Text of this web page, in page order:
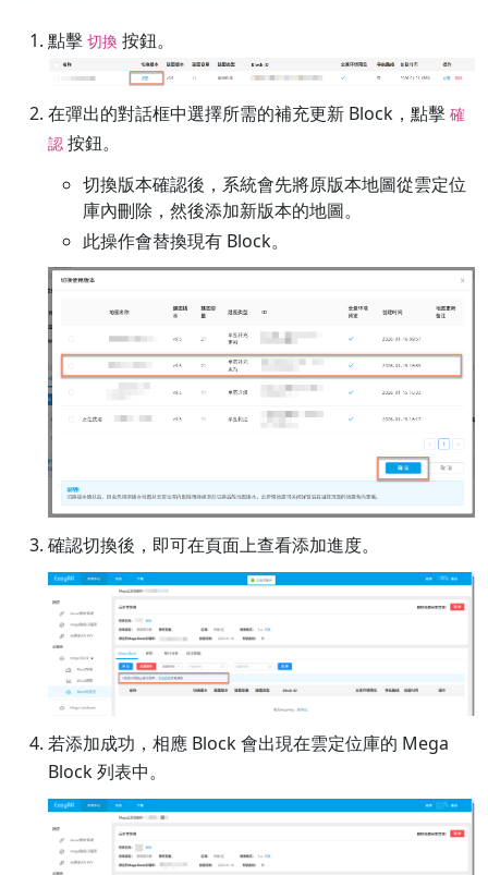
點擊 切換 按鈕。
在彈出的對話框中選擇所需的補充更新 Block，點擊 確
認 按鈕。
切換版本確認後，系統會先將原版本地圖從雲定位
庫內刪除，然後添加新版本的地圖。
此操作會替換現有 Block。
確認切換後，即可在頁面上查看添加進度。
若添加成功，相應 Block 會出現在雲定位庫的 Mega
Block 列表中。